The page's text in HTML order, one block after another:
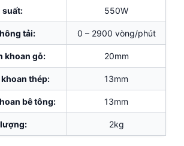
suất: 550W
tải: 0 – 2900 vòng/phút
khoan gỗ: 20mm
thép: 13mm
bê tông: 13mm
2kg